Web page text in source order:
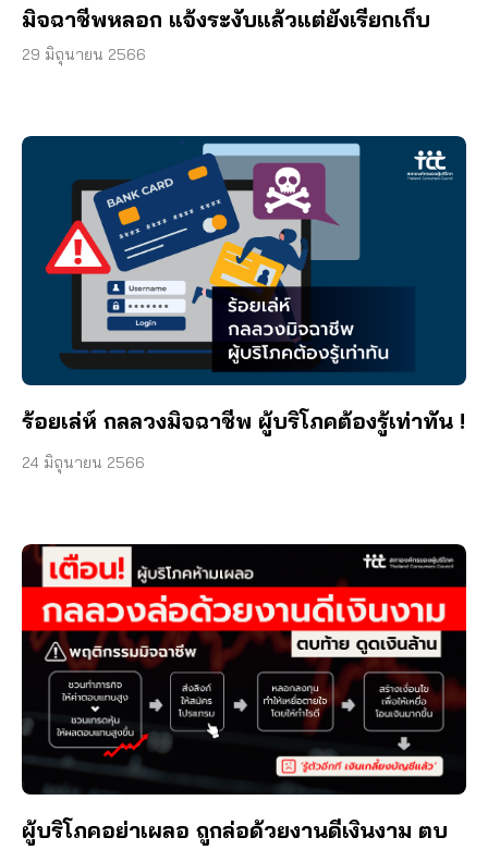
มิจฉาชีพหลอก แจ้งระงับแล้วแต่ยังเรียกเก็บ
29 มิถุนายน 2566
ร้อยเล่ห์ กลลวงมิจฉาชีพ ผู้บริโภคต้องรู้เท่าทัน !
24 มิถุนายน 2566
ผู้บริโภคอย่าเผลอ ถูกล่อด้วยงานดีเงินงาม ตบ